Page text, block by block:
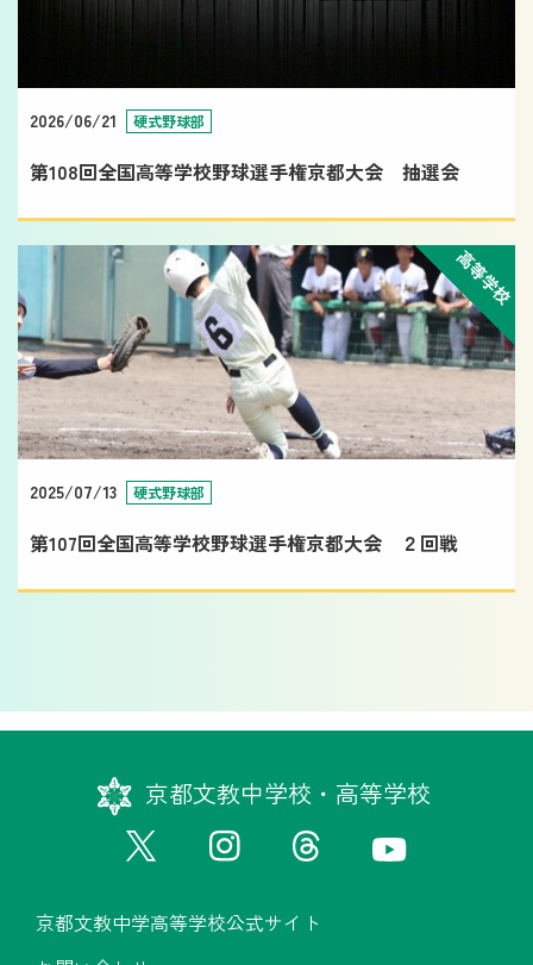
2026/06/21 硬式野球部
第108回全国高等学校野球選手権京都大会 抽選会
高等学校
2025/07/13 硬式野球部
第107回全国高等学校野球選手権京都大会 ２回戦
京都文教中学校・高等学校
京都文教中学高等学校公式サイト